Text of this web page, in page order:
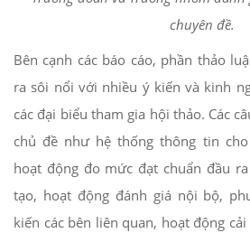
chuyên đề.
Bên cạnh các báo cáo, phần thảo
ra sôi nổi với nhiều ý kiến và kinh
các đại biểu tham gia hội thảo. Các
chủ đề như hệ thống thông tin
hoạt động đo mức đạt chuẩn đầu
tạo, hoạt động đánh giá nội bộ,
kiến các bên liên quan, hoạt động